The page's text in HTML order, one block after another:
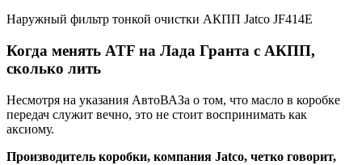
Наружный фильтр тонкой очистки АКПП Jatco JF414E
Когда менять ATF на Лада Гранта с АКПП,
сколько лить
Несмотря на указания АвтоВАЗа о том, что масло в коробке
передач служит вечно, это не стоит воспринимать как
аксиому.
Производитель коробки, компания Jatco, четко говорит,